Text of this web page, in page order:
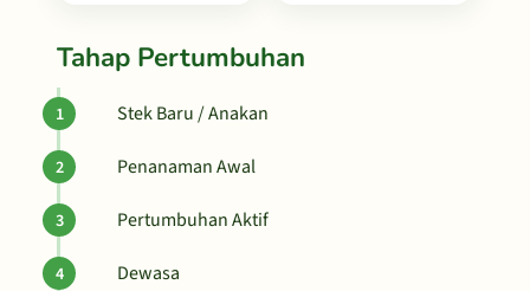
Tahap Pertumbuhan
Stek Baru / Anakan
Penanaman Awal
Pertumbuhan Aktif
Dewasa